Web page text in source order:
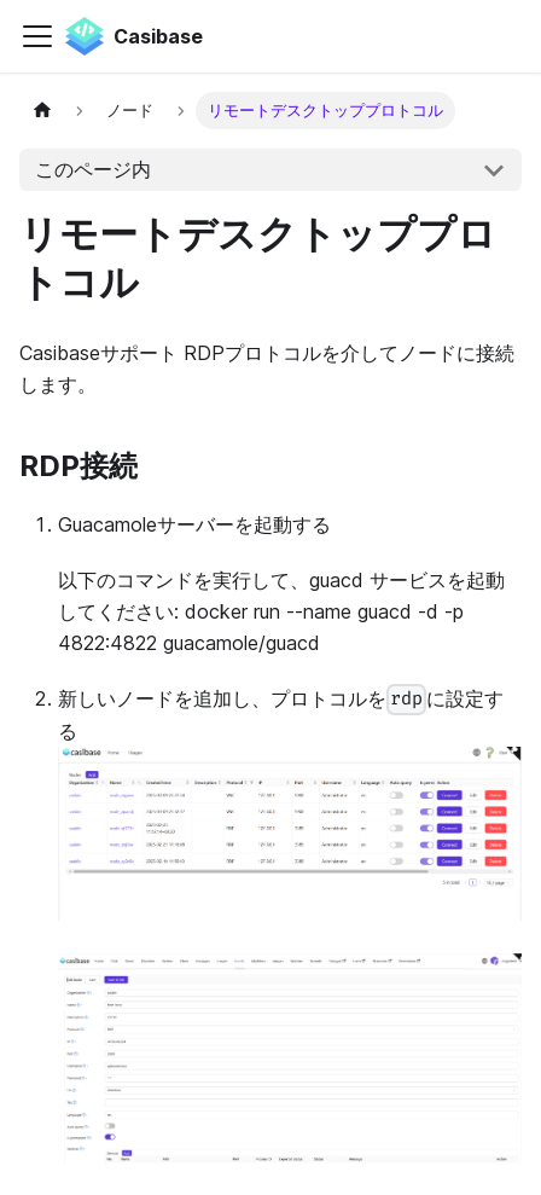
Casibase
ノード リモートデスクトッププロトコル
このページ内
リモートデスクトッププロ
トコル
Casibaseサポート RDPプロトコルを介してノードに接続
します。
RDP接続
Guacamoleサーバーを起動する
以下のコマンドを実行して、guacd サービスを起動
してください: docker run --name guacd -d -p
4822:4822 guacamole/guacd
新しいノードを追加し、プロトコルを rdp に設定す
る